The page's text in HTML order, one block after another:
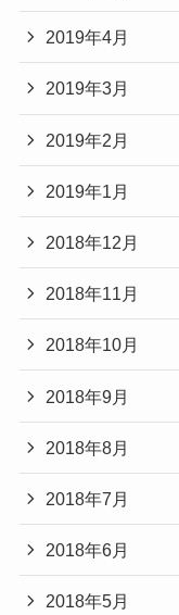
2019年4月
2019年3月
2019年2月
2019年1月
2018年12月
2018年11月
2018年10月
2018年9月
2018年8月
2018年7月
2018年6月
2018年5月